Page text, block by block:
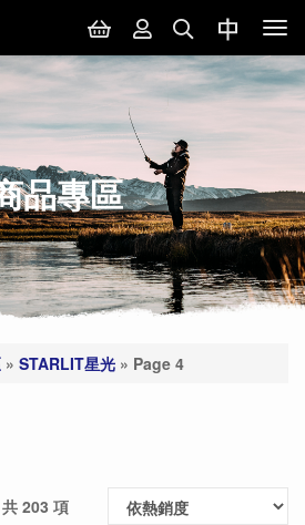
品專區
» STARLIT星光 » Page 4
203 項